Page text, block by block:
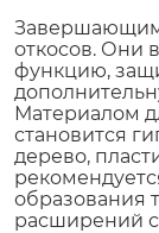
Завершающим
откосов. Они
функцию,
Материалом
становится
дерево,
образования
расширений